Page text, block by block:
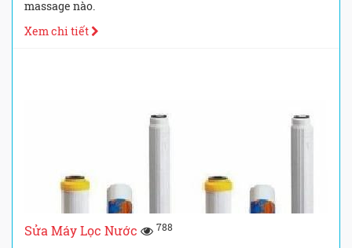
massage nào.
Xem chi tiết
Sửa Máy Lọc Nước 788